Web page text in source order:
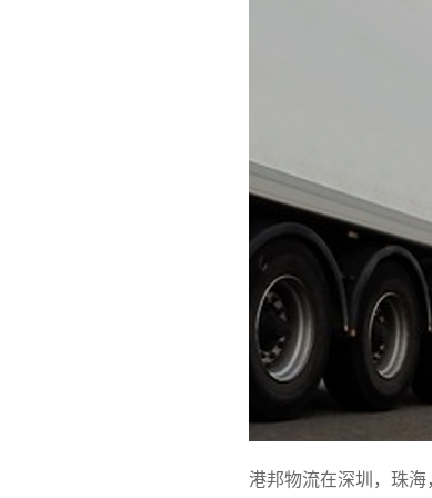
港邦物流在深圳，珠